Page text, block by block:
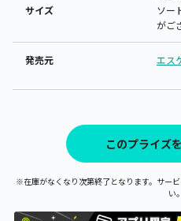
サイズ
ソー
がご
発売元 エス
このプライズ
※在庫がなくなり次第終了となります。サー
い。